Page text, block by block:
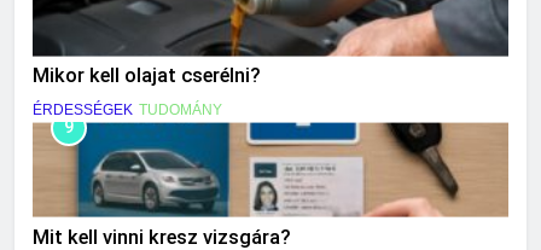
Mikor kell olajat cserélni?
ÉRDESSÉGEK TUDOMÁNY
9
Mit kell vinni kresz vizsgára?